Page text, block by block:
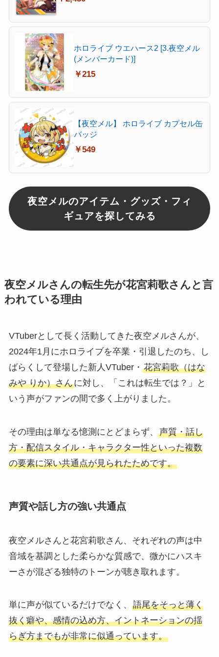
ホロライブ ウエハース2 [3.夜空メル
(メンバーカード)]
￥215
【夜空メル】 ホロライブ カプセル缶
バッジ
￥549
夜空メルのアイテム・グッズ・フィ
ギュアを探してみる
夜空メルさんの転生先が花宮莉歌さんと言
われている理由
VTuberとして長く活動してきた夜空メルさんが、
2024年1月にホロライブを卒業・引退したのち、し
ばらくして登場した新人VTuber・ 花宮莉歌（はな
みや りか）さんに対し、「これは転生では？」と
いう声がファンの間で多く上がりました。
その理由は単なる憶測にとどまらず、 声質・話し
方・配信スタイル・キャラクター性といった複数
の要素に深い共通点が見られたためです。
声質や話し方の強い共通点
夜空メルさんと花宮莉歌さん、それぞれの声は中
音域を基調とした柔らかな質感で、微かにハスキ
ーさが混ざる独特のトーンが聴き取れます。
単に声が似ているだけでなく、 語尾をそっと薄く
抜く癖や、感情の込め方、イントネーションの揺
らぎ方までもが非常に似通っています。